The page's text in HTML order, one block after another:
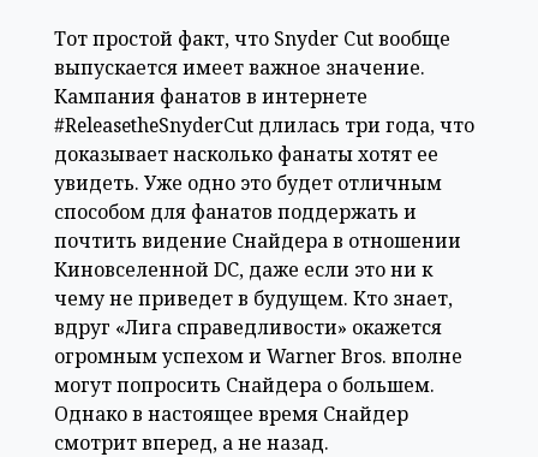
Тот простой факт, что Snyder Cut вообще
выпускается имеет важное значение.
Кампания фанатов в интернете
#ReleasetheSnyderCut длилась три года, что
доказывает насколько фанаты хотят ее
увидеть. Уже одно это будет отличным
способом для фанатов поддержать и
почтить видение Снайдера в отношении
Киновселенной DC, даже если это ни к
чему не приведет в будущем. Кто знает,
вдруг «Лига справедливости» окажется
огромным успехом и Warner Bros. вполне
могут попросить Снайдера о большем.
Однако в настоящее время Снайдер
смотрит вперед, а не назад.